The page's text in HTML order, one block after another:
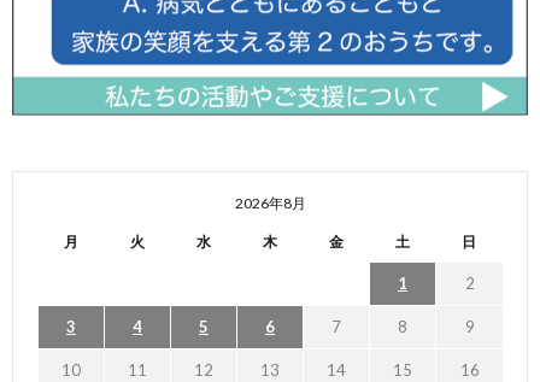
2026年8月
月 火 水 木 金 土 日
1 2
3 4 5 6 7 8 9
10 11 12 13 14 15 16